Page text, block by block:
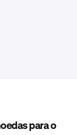
para o